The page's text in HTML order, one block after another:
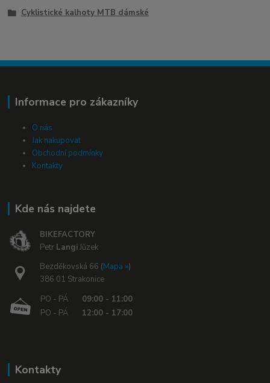
Cyklistické kalhoty MTB dámské
Informace pro zákazníky
O nás
Jak nakupovat
Obchodní podmínky
Kontakty
Kde nás najdete
BIKEFACTORY
Petr LangiJůzek
Bezděkovská 66 (Mapa »)
386 01 Strakonice
PO - PÁ
09:00 - 11:00
PO - PÁ
12:00 - 17:00
Kontakty